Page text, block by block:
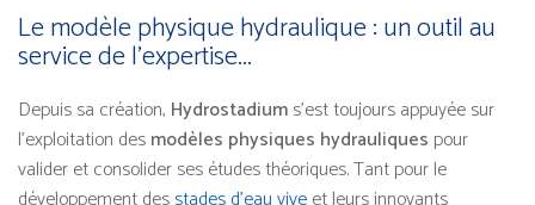
Le modèle physique hydraulique : un outil au
service de l’expertise...
Depuis sa création, Hydrostadiums’est toujours appuyée sur
l'exploitation desmodèles physiques hydrauliques pour
valider et consolider ses études théoriques. Tant pour le